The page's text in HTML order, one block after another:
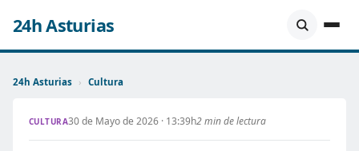
24h Asturias
24h Asturias › Cultura
CULTURA30 de Mayo de 2026 · 13:39h2 min de lectura